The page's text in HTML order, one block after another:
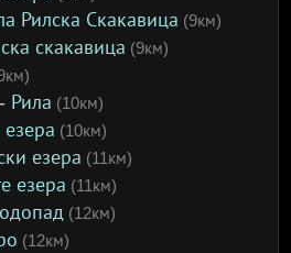
Рилска Скакавица (9км)
скакавица (9км)
Рила (10км)
(10км)
езера (11км)
езера (11км)
(12км)
(12км)